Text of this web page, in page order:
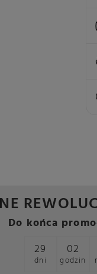
Do końca
29
dni
02
godzin